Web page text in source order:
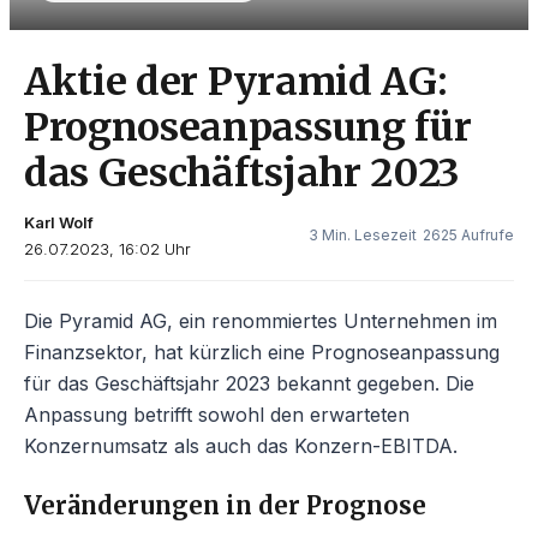
Aktie der Pyramid AG:
Prognoseanpassung für
das Geschäftsjahr 2023
Karl Wolf
26.07.2023, 16:02 Uhr
3 Min. Lesezeit 2625 Aufrufe
Die Pyramid AG, ein renommiertes Unternehmen im
Finanzsektor, hat kürzlich eine Prognoseanpassung
für das Geschäftsjahr 2023 bekannt gegeben. Die
Anpassung betrifft sowohl den erwarteten
Konzernumsatz als auch das Konzern-EBITDA.
Veränderungen in der Prognose